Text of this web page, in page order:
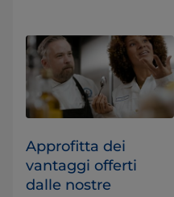
Approfitta dei
vantaggi offerti
dalle nostre